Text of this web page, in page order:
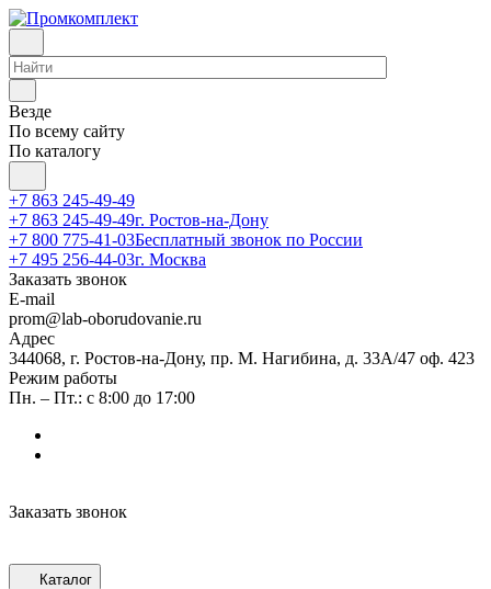
Везде
По всему сайту
По каталогу
+7 863 245-49-49
+7 863 245-49-49г. Ростов-на-Дону
+7 800 775-41-03Бесплатный звонок по России
+7 495 256-44-03г. Москва
Заказать звонок
E-mail
prom@lab-oborudovanie.ru
Адрес
344068, г. Ростов-на-Дону, пр. М. Нагибина, д. 33А/47 оф. 423
Режим работы
Пн. – Пт.: с 8:00 до 17:00
Заказать звонок
Каталог